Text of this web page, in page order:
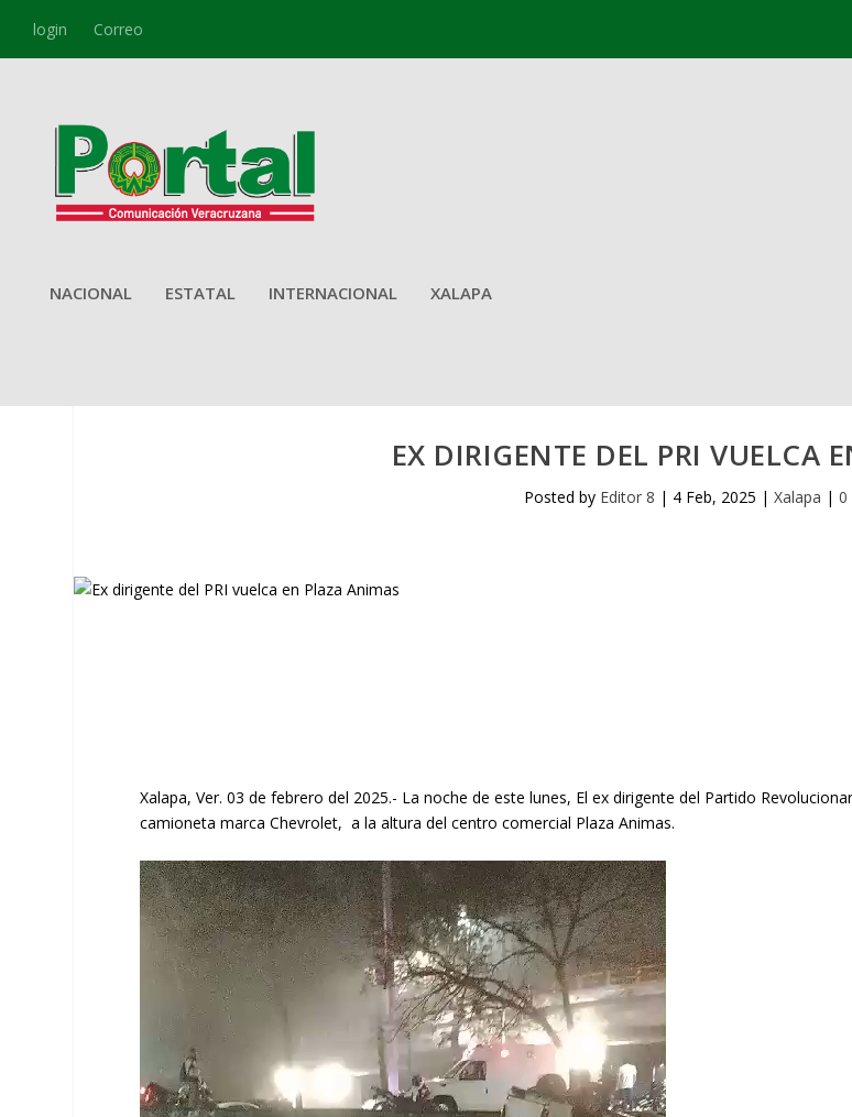
login Correo
NACIONAL ESTATAL INTERNACIONAL XALAPA
EX DIRIGENTE DEL PRI VUELCA
Posted by Editor 8 | 4 Feb, 2025 | Xalapa | 0
Xalapa, Ver. 03 de febrero del 2025.- La noche de este lunes, El ex dirigente del Partido
camioneta marca Chevrolet, a la altura del centro comercial Plaza Animas.
Reproductor
de
vídeo